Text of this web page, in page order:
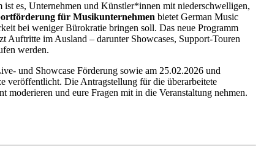
es, Unternehmen und Künstler*innen mit niederschwelligen,
für Musikunternehmen bietet German Music
bei weniger Bürokratie bringen soll. Das neue Programm
Auftritte im Ausland – darunter Showcases, Support-Touren
werden.
und Showcase Förderung sowie am 25.02.2026 und
veröffentlicht. Die Antragstellung für die überarbeitete
moderieren und eure Fragen mit in die Veranstaltung nehmen.